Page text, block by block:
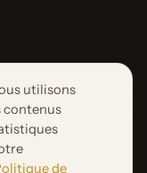
utilisons
contenus
de